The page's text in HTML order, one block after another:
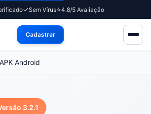
✓Sem Vírus⭐4.8/5 Avaliação
Cadastrar
APK Android
3.2.1